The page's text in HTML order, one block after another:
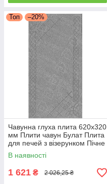
Топ –20%
Чавунна глуха плита 620х320
мм Плити чавун Булат Плита
для печей з візерунком Пічне
литво
В наявності
1 621 ₴ 2 026,25 ₴